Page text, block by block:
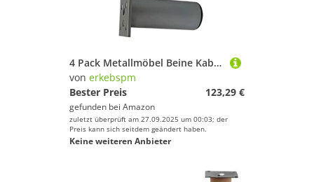
4 Pack Metallmöbel Beine Kabinett Füße Füße Füße Sofa Füße Tischbeine Arbeitstriegel TV -Schreibtischbett Couch Beine, runde Stützfüße, Aluminiumlegierung, einstellbare Höhe, mit Schrauben (30
von erkebspm
Bester Preis
123,29 €
gefunden bei Amazon
zuletzt überprüft am 27.09.2025 um 00:03; der
Preis kann sich seitdem geändert haben.
Keine weiteren Anbieter